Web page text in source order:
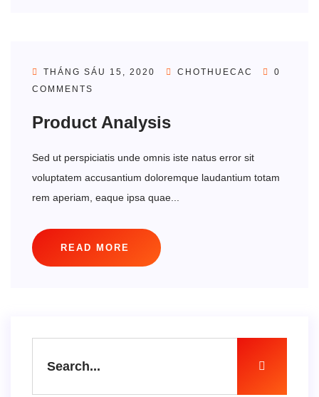
THÁNG SÁU 15, 2020 CHOTHUECAC
0
COMMENTS
Product Analysis
Sed ut perspiciatis unde omnis iste natus error sit
voluptatem accusantium doloremque laudantium totam
rem aperiam, eaque ipsa quae...
READ MORE